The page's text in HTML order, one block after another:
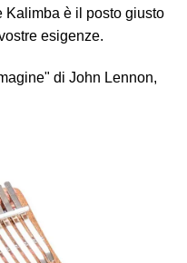
Kalimba è il posto giusto
esigenze.
di John Lennon,